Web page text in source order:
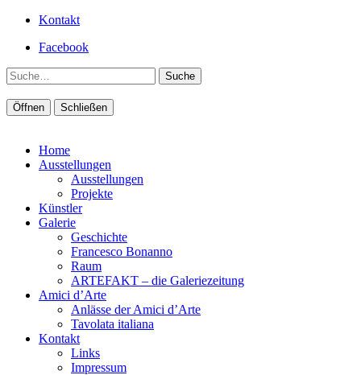
Kontakt
Facebook
Suche
Öffnen Schließen
Home
Ausstellungen
Ausstellungen
Projekte
Künstler
Galerie
Geschichte
Francesco Bonanno
Raum
ARTEFAKT – die Galeriezeitung
Amici d’Arte
Anlässe der Amici d’Arte
Tavolata italiana
Kontakt
Links
Impressum